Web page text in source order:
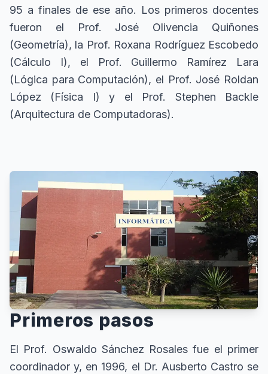
95 a finales de ese año. Los primeros docentes
fueron el Prof. José Olivencia Quiñones
(Geometría), la Prof. Roxana Rodríguez Escobedo
(Cálculo I), el Prof. Guillermo Ramírez Lara
(Lógica para Computación), el Prof. José Roldan
López (Física I) y el Prof. Stephen Backle
(Arquitectura de Computadoras).
Primeros pasos
El Prof. Oswaldo Sánchez Rosales fue el primer
coordinador y, en 1996, el Dr. Ausberto Castro se